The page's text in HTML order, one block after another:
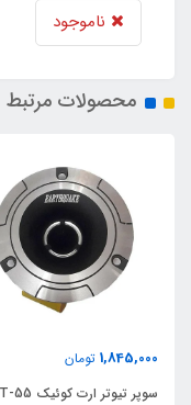
ناموجود
محصولات مرتبط
1,845,000 تومان
سوپر تیوتر ارت کوئیک BT-55